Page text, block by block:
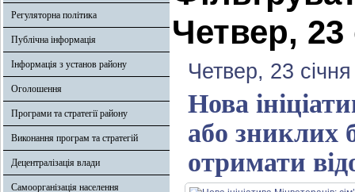
Регуляторна політика
Публічна інформація
Інформація з установ району
Оголошення
Програми та стратегії району
Виконання програм та стратегій
Децентралізація влади
Самоорганізація населення
Четвер, 23
Четвер, 23
Нова
або зниклих
отримати